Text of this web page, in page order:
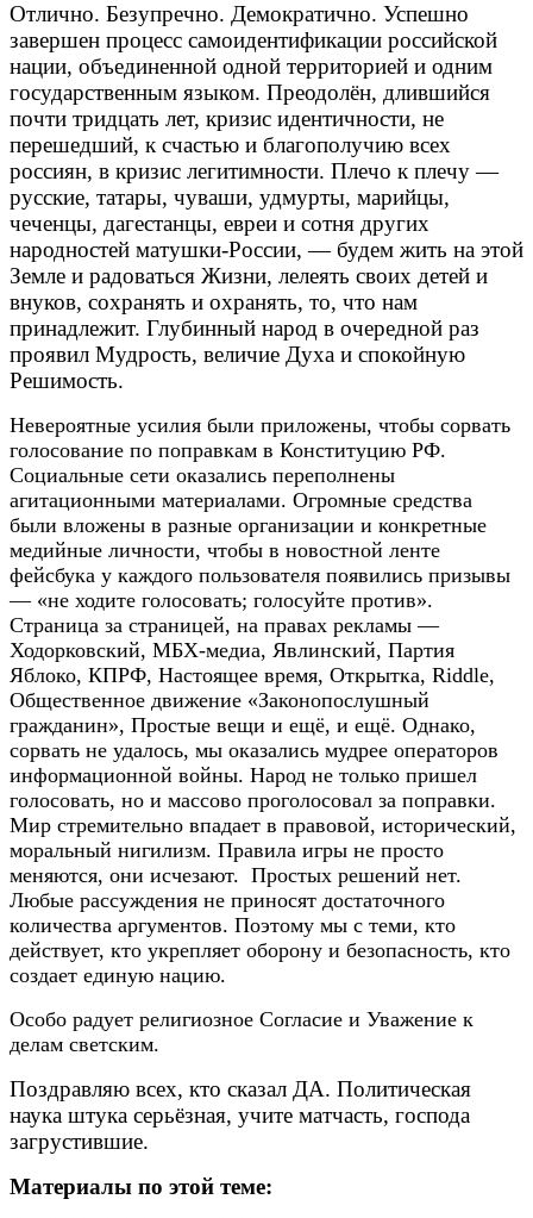
Отлично. Безупречно. Демократично. Успешно
завершен процесс самоидентификации российской
нации, объединенной одной территорией и одним
государственным языком. Преодолён, длившийся
почти тридцать лет, кризис идентичности, не
перешедший, к счастью и благополучию всех
россиян, в кризис легитимности. Плечо к плечу —
русские, татары, чуваши, удмурты, марийцы,
чеченцы, дагестанцы, евреи и сотня других
народностей матушки-России, — будем жить на этой
Земле и радоваться Жизни, лелеять своих детей и
внуков, сохранять и охранять, то, что нам
принадлежит. Глубинный народ в очередной раз
проявил Мудрость, величие Духа и спокойную
Решимость.
Невероятные усилия были приложены, чтобы сорвать
голосование по поправкам в Конституцию РФ.
Социальные сети оказались переполнены
агитационными материалами. Огромные средства
были вложены в разные организации и конкретные
медийные личности, чтобы в новостной ленте
фейсбука у каждого пользователя появились призывы
— «не ходите голосовать; голосуйте против».
Страница за страницей, на правах рекламы —
Ходорковский, МБХ-медиа, Явлинский, Партия
Яблоко, КПРФ, Настоящее время, Открытка, Riddle,
Общественное движение «Законопослушный
гражданин», Простые вещи и ещё, и ещё. Однако,
сорвать не удалось, мы оказались мудрее операторов
информационной войны. Народ не только пришел
голосовать, но и массово проголосовал за поправки.
Мир стремительно впадает в правовой, исторический,
моральный нигилизм. Правила игры не просто
меняются, они исчезают. Простых решений нет.
Любые рассуждения не приносят достаточного
количества аргументов. Поэтому мы с теми, кто
действует, кто укрепляет оборону и безопасность, кто
создает единую нацию.
Особо радует религиозное Согласие и Уважение к
делам светским.
Поздравляю всех, кто сказал ДА. Политическая
наука штука серьёзная, учите матчасть, господа
загрустившие.
Материалы по этой теме: